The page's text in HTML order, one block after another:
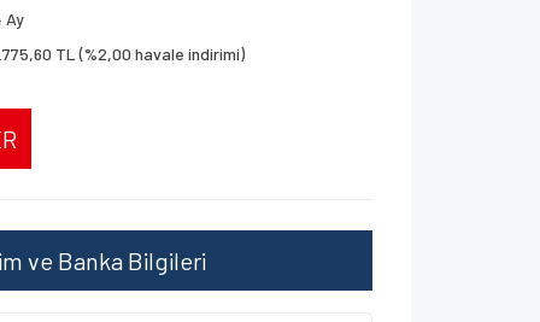
Ay
TL (%2,00 havale indirimi)
ve Banka Bilgileri